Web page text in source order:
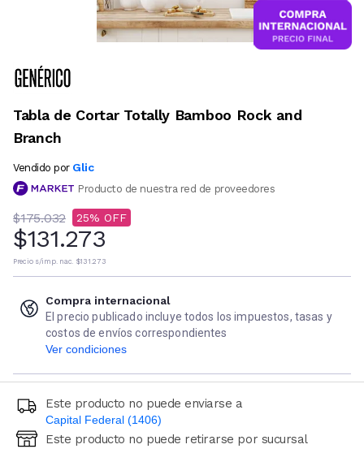
Tabla de Cortar Totally Bamboo Rock and
Branch
Vendido por Glic
Producto de nuestra red de proveedores
$175.032 25
$131.273
Precio s/imp. nac. $131.273
Compra internacional
El precio publicado incluye todos los impuestos, tasas y
costos de envíos correspondientes
Ver condiciones
Este producto no puede enviarse a
Capital Federal (1406)
Ingresá código postal (sólo números)
Este producto no puede retirarse por sucursal